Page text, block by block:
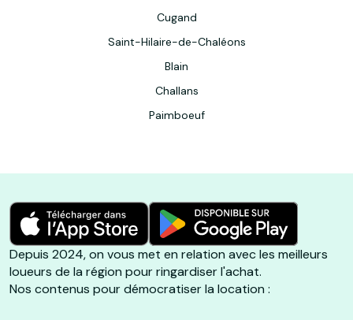
Cugand
Saint-Hilaire-de-Chaléons
Blain
Challans
Paimboeuf
Depuis 2024, on vous met en relation avec les meilleurs
loueurs de la région pour ringardiser l'achat.
Nos contenus pour démocratiser la location :